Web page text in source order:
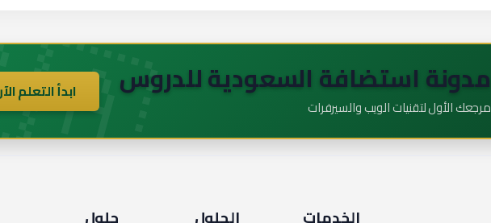
مدونة استضافة السعودية للدروس
مرجعك الأول لتقنيات الويب والسيرفرات
ابدأ التعلم